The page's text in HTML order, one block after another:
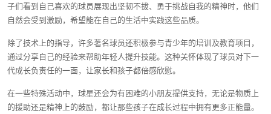
子们看到自己喜欢的球员展现出坚韧不拔、勇于挑战自我的精神时，他们
自然会受到激励，希望能在自己的生活中实践这些品质。
除了技术上的指导，许多著名球员还积极参与青少年的培训及教育项目，
通过分享自己的经验来帮助年轻人提升技能。这种关怀体现了球员对下一
代成长负责任的一面，让家长和孩子都倍感欣慰。
在一些特殊活动中，球星还会为有困难的小朋友提供支持，无论是物质上
的援助还是精神上的鼓励，都让那些孩子在成长过程中拥有更多正能量。